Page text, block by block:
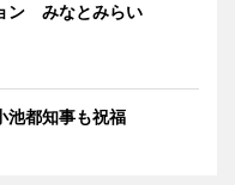
ン みなとみらい
都知事も祝福